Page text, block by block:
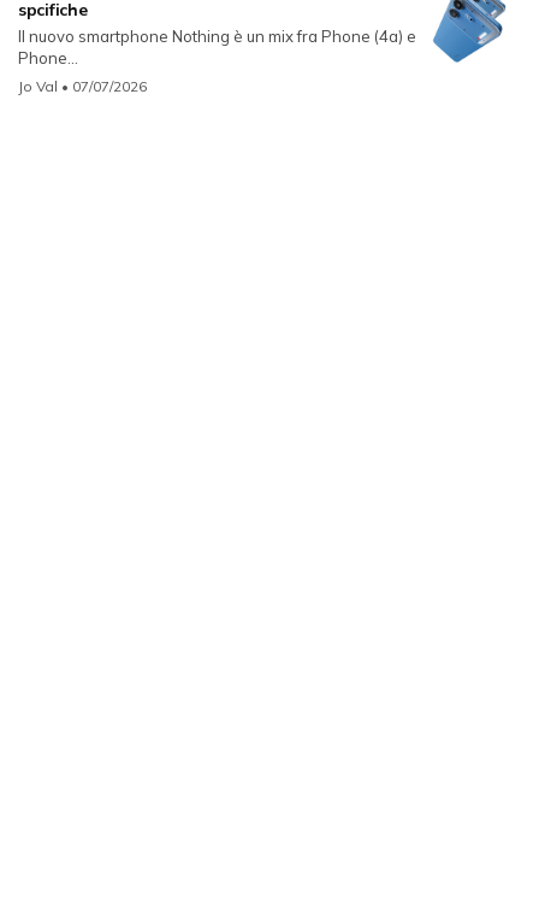
spcifiche
Il nuovo smartphone Nothing è un mix fra Phone (4a) e
Phone...
Jo Val • 07/07/2026